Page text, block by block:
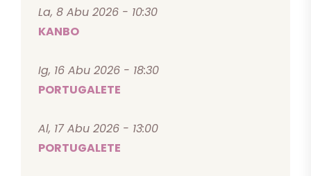
La, 8 Abu 2026 - 10:30
KANBO
Ig, 16 Abu 2026 - 18:30
PORTUGALETE
Al, 17 Abu 2026 - 13:00
PORTUGALETE